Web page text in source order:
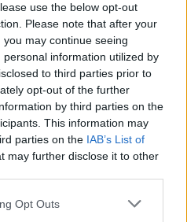
use the below opt-out
Please note that after your
may continue seeing
information utilized by
to third parties prior to
opt-out of the further
by third parties on the
This information may
parties on the IAB’s List of
may further disclose it to other
uses one or more Google
Opt Outs
μια
στρατόπεδο
απαγορεύεται η
είναι στρατόπεδο
ήταν
το 2022 για έξι